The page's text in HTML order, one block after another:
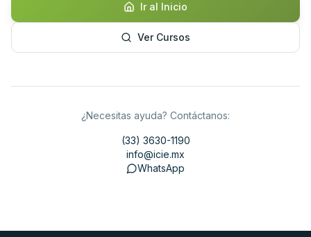
Ir al Inicio
Ver Cursos
¿Necesitas ayuda? Contáctanos:
(33) 3630-1190
info@icie.mx
WhatsApp